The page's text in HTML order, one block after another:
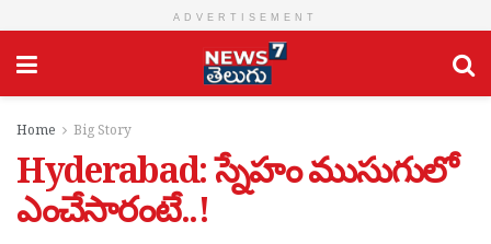
ADVERTISEMENT
Home Big Story
Hyderabad: స్నేహం ముసుగులో
ఎంచేసారంటే..!